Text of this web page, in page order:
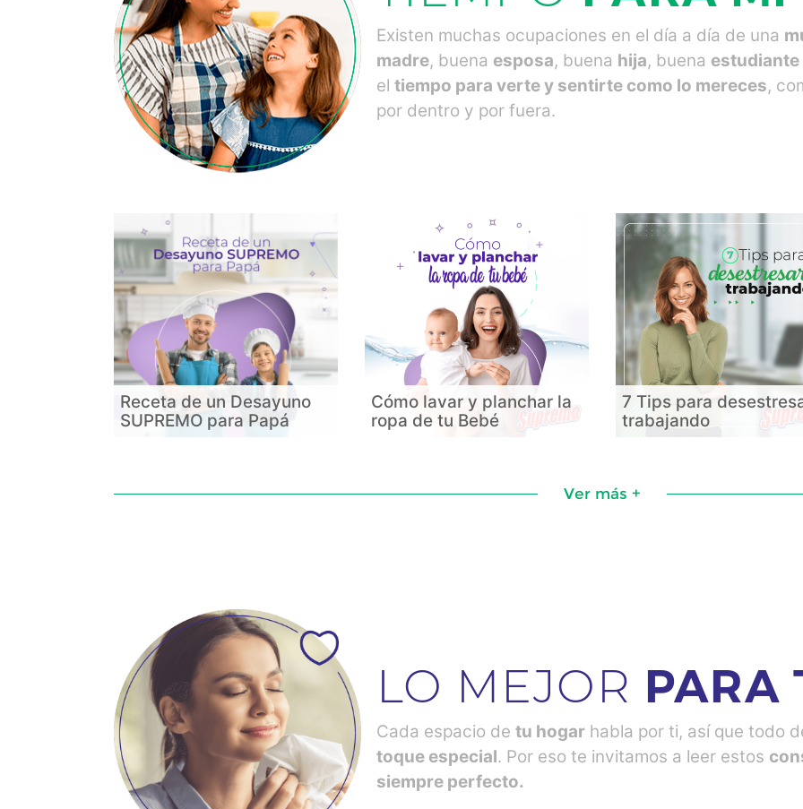
Existen muchas ocupaciones en el día a día de una
madre, buena esposa, buena hija, buena estudiante
el tiempo para verte y sentirte como lo mereces,
por dentro y por fuera.
Receta de un Desayuno
SUPREMO para Papá
Cómo lavar y planchar la
ropa de tu Bebé
7 Tips para
trabajando
Ver más +
LO MEJOR PARA
Cada espacio de tu hogarhabla por ti, así que todo
toque especial. Por eso te invitamos a leer estos
siempre perfecto.